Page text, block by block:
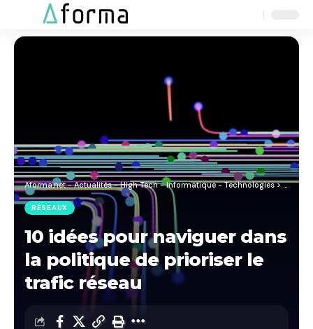
Aforma.net - Actualités - High Tech - Informatique - Technologies>Blog
RÉSEAUX
10 idées pour naviguer dans
la politique de prioriser le
trafic réseau